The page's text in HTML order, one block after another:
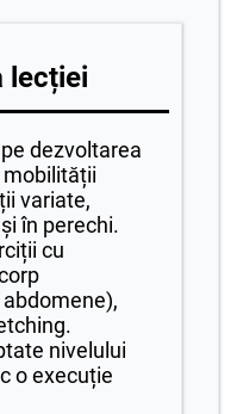
lecției
dezvoltarea
variate,
în perechi.
cu
nivelului
o execuție